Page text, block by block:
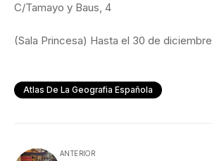
C/Tamayo y Baus, 4
(Sala Princesa) Hasta el 30 de diciembre
Atlas De La Geografia Española
ANTERIOR